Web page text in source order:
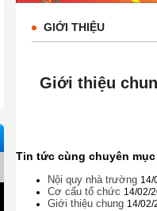
GIỚI THIỆU
Giới thiệu
Tin tức cùng chuyên mục
Nội quy nhà trường 14/
Cơ cấu tổ chức 14/02/
Giới thiệu chung 14/02/